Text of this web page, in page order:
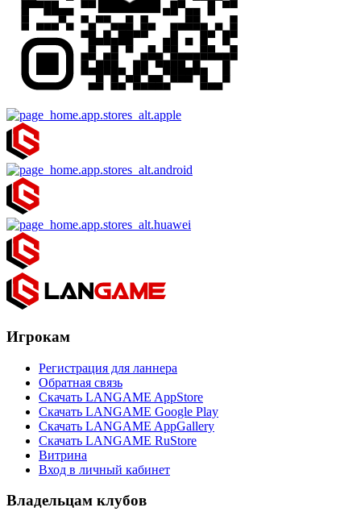
Игрокам
Регистрация для ланнера
Обратная связь
Скачать LANGAME AppStore
Скачать LANGAME Google Play
Скачать LANGAME AppGallery
Скачать LANGAME RuStore
Витрина
Вход в личный кабинет
Владельцам клубов